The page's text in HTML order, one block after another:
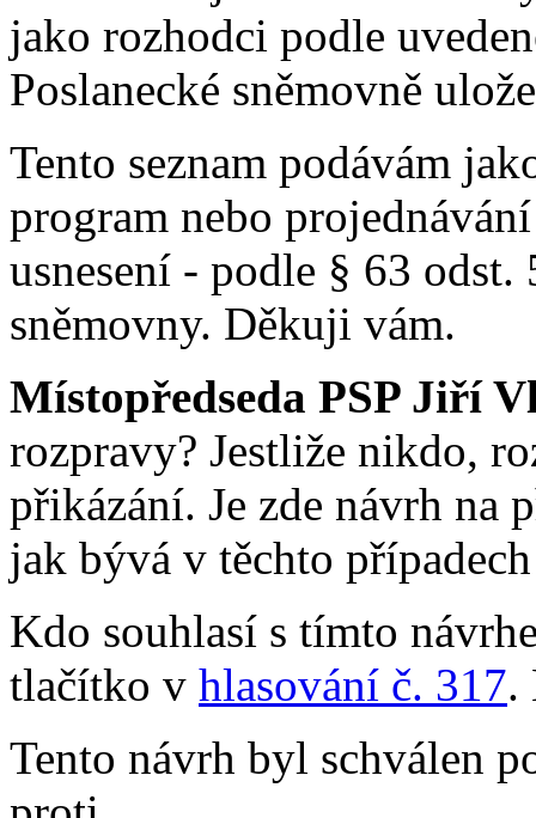
jako rozhodci podle
Poslanecké sněmovně
Tento seznam podávám
program nebo
usnesení - podle § 63 odst.
sněmovny. Děkuji vám.
Místopředseda PSP Jiří
rozpravy? Jestliže nikdo,
přikázání. Je zde návrh na
jak bývá v těchto
Kdo souhlasí s tímto
tlačítko v hlasování č. 317.
Tento návrh byl schválen